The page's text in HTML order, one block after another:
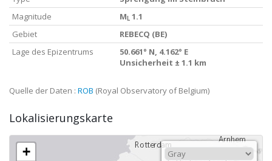
Magnitude
M L 1.1
Gebiet
REBECQ (BE)
Lage des Epizentrums
50.661° N, 4.162° E
Unsicherheit ± 1.1 km
Quelle der Daten : ROB (Royal Observatory of Belgium)
Lokalisierungskarte
+